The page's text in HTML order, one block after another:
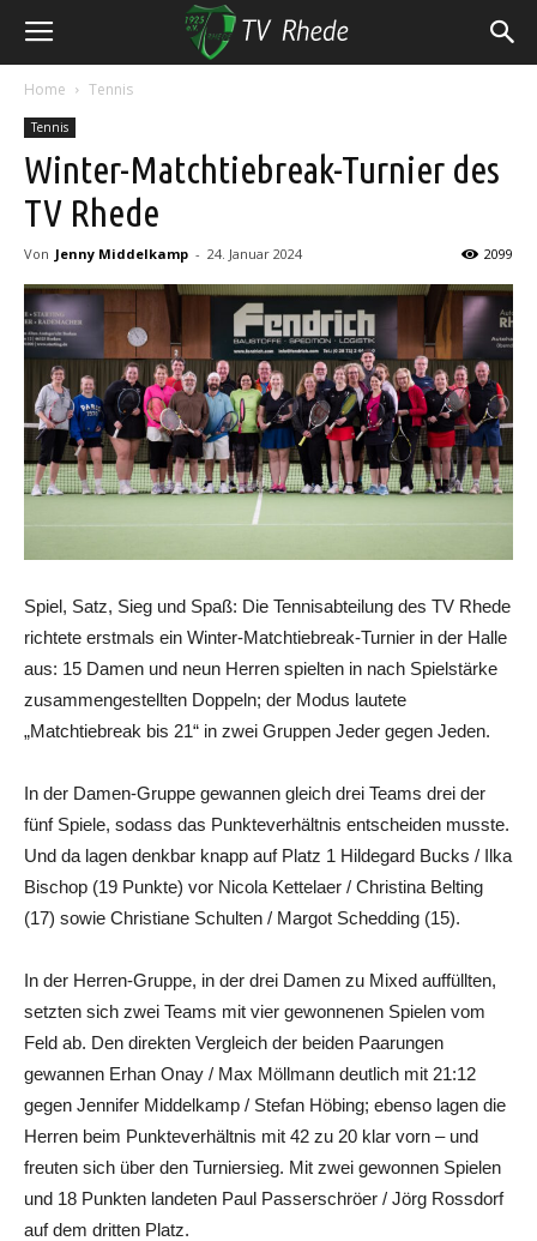
Home Tennis
Tennis
Winter-Matchtiebreak-Turnier des
TV Rhede
Von Jenny Middelkamp - 24. Januar 2024 2099
Spiel, Satz, Sieg und Spaß: Die Tennisabteilung des TV Rhede
richtete erstmals ein Winter-Matchtiebreak-Turnier in der Halle
aus: 15 Damen und neun Herren spielten in nach Spielstärke
zusammengestellten Doppeln; der Modus lautete
„Matchtiebreak bis 21“ in zwei Gruppen Jeder gegen Jeden.
In der Damen-Gruppe gewannen gleich drei Teams drei der
fünf Spiele, sodass das Punkteverhältnis entscheiden musste.
Und da lagen denkbar knapp auf Platz 1 Hildegard Bucks / Ilka
Bischop (19 Punkte) vor Nicola Kettelaer / Christina Belting
(17) sowie Christiane Schulten / Margot Schedding (15).
In der Herren-Gruppe, in der drei Damen zu Mixed auffüllten,
setzten sich zwei Teams mit vier gewonnenen Spielen vom
Feld ab. Den direkten Vergleich der beiden Paarungen
gewannen Erhan Onay / Max Möllmann deutlich mit 21:12
gegen Jennifer Middelkamp / Stefan Höbing; ebenso lagen die
Herren beim Punkteverhältnis mit 42 zu 20 klar vorn – und
freuten sich über den Turniersieg. Mit zwei gewonnen Spielen
und 18 Punkten landeten Paul Passerschröer / Jörg Rossdorf
auf dem dritten Platz.